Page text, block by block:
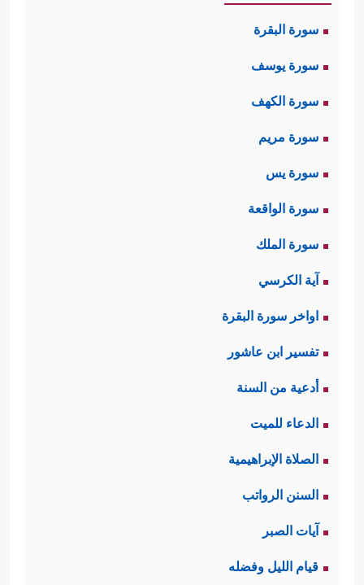
سورة البقرة
سورة يوسف
سورة الكهف
سورة مريم
سورة يس
سورة الواقعة
سورة الملك
آية الكرسي
اواخر سورة البقرة
تفسير ابن عاشور
أدعية من السنة
الدعاء للميت
الصلاة الإبراهيمية
السنن الرواتب
آيات الصبر
قيام الليل وفضله